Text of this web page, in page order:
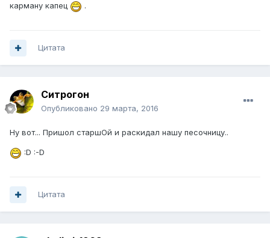
карману капец
.
Цитата
Ситрогон
Опубликовано 29 марта, 2016
Ну вот... Пришол старшОй и раскидал нашу песочницу..
:D :-D
Цитата